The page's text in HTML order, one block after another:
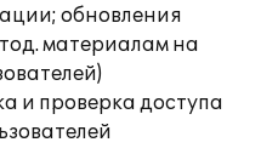
обновления
материалам на
и проверка доступа